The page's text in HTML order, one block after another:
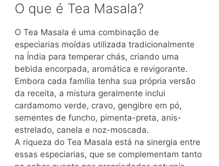
O que é Tea Masala?
O Tea Masala é uma combinação de
especiarias moídas utilizada tradicionalmente
na Índia para temperar chás, criando uma
bebida encorpada, aromática e revigorante.
Embora cada família tenha sua própria versão
da receita, a mistura geralmente inclui
cardamomo verde, cravo, gengibre em pó,
sementes de funcho, pimenta-preta, anis-
estrelado, canela e noz-moscada.
A riqueza do Tea Masala está na sinergia entre
essas especiarias, que se complementam tanto